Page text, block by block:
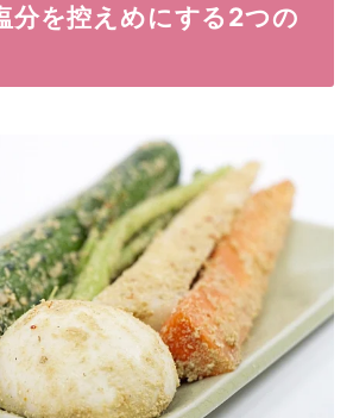
分を控えめにする2つの